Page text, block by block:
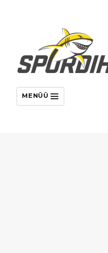
MENÜÜ